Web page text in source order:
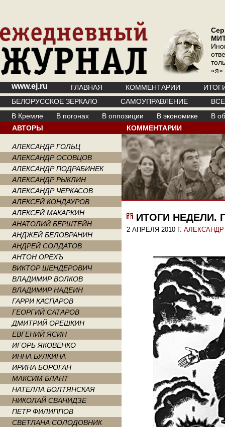
«я»
www.ej.ru ГЛАВНАЯ КОММЕНТАРИИ
БЕЛОРУССКОЕ ЗЕРКАЛО
САМОУПРАВЛЕНИЕ
В Кремле
В погонах В оппозиции В экономике
В
АВТОРЫ
АЛЕКСАНДР ГОЛЬЦ
АЛЕКСАНДР ОСОВЦОВ
АЛЕКСАНДР ПОДРАБИНЕК
АЛЕКСАНДР РЫКЛИН
АЛЕКСАНДР ЧЕРКАСОВ
АЛЕКСЕЙ КОНДАУРОВ
АЛЕКСЕЙ МАКАРКИН
АНАТОЛИЙ БЕРШТЕЙН
АНДЖЕЙ БЕЛОВРАНИН
АНДРЕЙ СОЛДАТОВ
АНТОН ОРЕХЪ
ВИКТОР ШЕНДЕРОВИЧ
ВЛАДИМИР ВОЛКОВ
ВЛАДИМИР НАДЕИН
ГАРРИ КАСПАРОВ
ГЕОРГИЙ САТАРОВ
ДМИТРИЙ ОРЕШКИН
ЕВГЕНИЙ ЯСИН
ИГОРЬ ЯКОВЕНКО
ИННА БУЛКИНА
ИРИНА БОРОГАН
МАКСИМ БЛАНТ
НАТЕЛЛА БОЛТЯНСКАЯ
НИКОЛАЙ СВАНИДЗЕ
ПЕТР ФИЛИППОВ
СВЕТЛАНА СОЛОДОВНИК
КОММЕНТАРИИ
ИТОГИ НЕДЕЛИ.
2 АПРЕЛЯ 2010 Г.